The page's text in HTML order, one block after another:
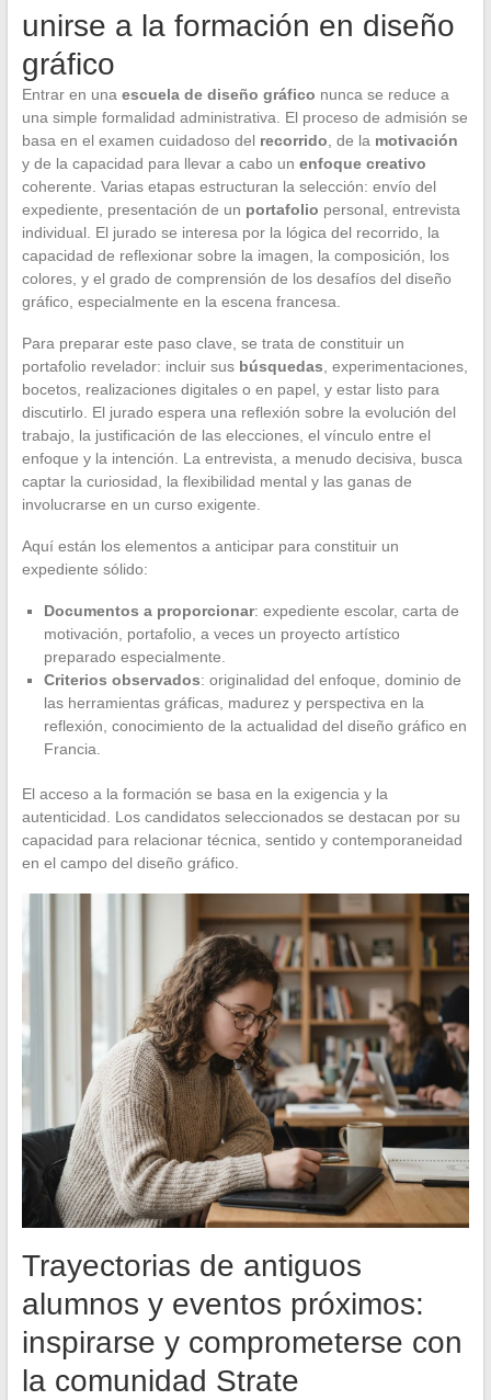
unirse a la formación en diseño
gráfico
Entrar en una escuela de diseño gráfico nunca se reduce a
una simple formalidad administrativa. El proceso de admisión se
basa en el examen cuidadoso del recorrido , de la motivación
y de la capacidad para llevar a cabo un enfoque creativo
coherente. Varias etapas estructuran la selección: envío del
expediente, presentación de un portafolio personal, entrevista
individual. El jurado se interesa por la lógica del recorrido, la
capacidad de reflexionar sobre la imagen, la composición, los
colores, y el grado de comprensión de los desafíos del diseño
gráfico, especialmente en la escena francesa.
Para preparar este paso clave, se trata de constituir un
portafolio revelador: incluir sus búsquedas , experimentaciones,
bocetos, realizaciones digitales o en papel, y estar listo para
discutirlo. El jurado espera una reflexión sobre la evolución del
trabajo, la justificación de las elecciones, el vínculo entre el
enfoque y la intención. La entrevista, a menudo decisiva, busca
captar la curiosidad, la flexibilidad mental y las ganas de
involucrarse en un curso exigente.
Aquí están los elementos a anticipar para constituir un
expediente sólido:
Documentos a proporcionar: expediente escolar, carta de
motivación, portafolio, a veces un proyecto artístico
preparado especialmente.
Criterios observados: originalidad del enfoque, dominio de
las herramientas gráficas, madurez y perspectiva en la
reflexión, conocimiento de la actualidad del diseño gráfico en
Francia.
El acceso a la formación se basa en la exigencia y la
autenticidad. Los candidatos seleccionados se destacan por su
capacidad para relacionar técnica, sentido y contemporaneidad
en el campo del diseño gráfico.
Trayectorias de antiguos
alumnos y eventos próximos:
inspirarse y comprometerse con
la comunidad Strate